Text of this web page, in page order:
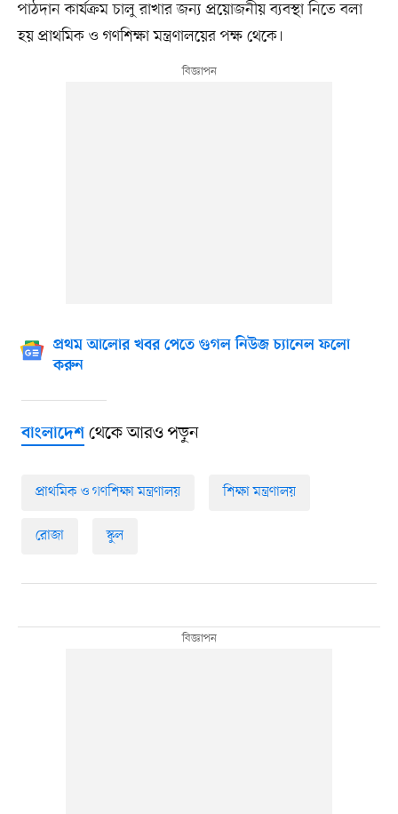
পাঠদান কার্যক্রম চালু রাখার জন্য প্রয়োজনীয় ব্যবস্থা নিতে বলা
হয় প্রাথমিক ও গণশিক্ষা মন্ত্রণালয়ের পক্ষ থেকে।
প্রথম আলোর খবর পেতে গুগল নিউজ চ্যানেল ফলো
করুন
বাংলাদেশথেকে আরও পড়ুন
প্রাথমিক ও গণশিক্ষা মন্ত্রণালয় শিক্ষা মন্ত্রণালয়
রোজা স্কুল